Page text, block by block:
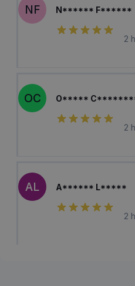
NF N****** F******
2
OC O*****
2
AL A****** L*****
2